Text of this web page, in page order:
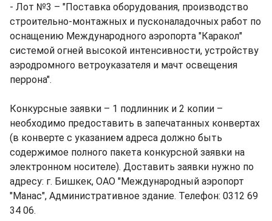
- Лот №3 – "Поставка оборудования, производство
строительно-монтажных и пусконаладочных работ по
оснащению Международного аэропорта "Каракол"
системой огней высокой интенсивности, устройству
аэродромного ветроуказателя и мачт освещения
перрона".
Конкурсные заявки – 1 подлинник и 2 копии –
необходимо предоставить в запечатанных конвертах
(в конверте с указанием адреса должно быть
содержимое полного пакета конкурсной заявки на
электронном носителе). Доставить заявки нужно по
адресу: г. Бишкек, ОАО "Международный аэропорт
"Манас", Административное здание. Телефон: 0312 69
34 06.